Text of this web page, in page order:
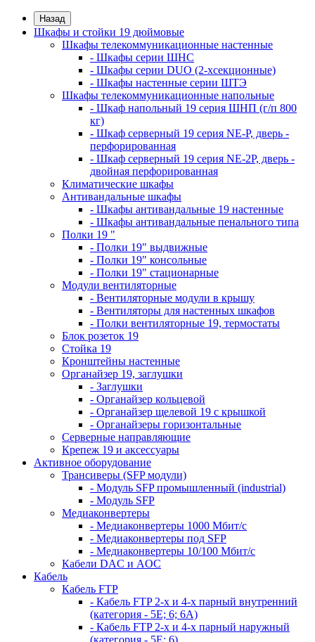
Назад
Шкафы и стойки 19 дюймовые
Шкафы телекоммуникационные настенные
- Шкафы серии ШНС
- Шкафы серии DUO (2-хсекционные)
- Шкафы настенные серии ШТЭ
Шкафы телекоммуникационные напольные
- Шкаф напольный 19 серия ШНП (г/п 800
кг)
- Шкаф серверный 19 серия NE-P, дверь -
перфорированная
- Шкаф серверный 19 серия NE-2P, дверь -
двойная перфорированная
Климатические шкафы
Антивандальные шкафы
- Шкафы антивандальные 19 настенные
- Шкафы антивандальные пенального типа
Полки 19 "
- Полки 19" выдвижные
- Полки 19" консольные
- Полки 19" стационарные
Модули вентиляторные
- Вентиляторные модули в крышу
- Вентиляторы для настенных шкафов
- Полки вентиляторные 19, термостаты
Блок розеток 19
Стойка 19
Кронштейны настенные
Органайзер 19, заглушки
- Заглушки
- Органайзер кольцевой
- Органайзер щелевой 19 с крышкой
- Органайзеры горизонтальные
Серверные направляющие
Крепеж 19 и аксессуары
Активное оборудование
Трансиверы (SFP модули)
- Модуль SFP промышленный (industrial)
- Модуль SFP
Медиаконвертеры
- Медиаконвертеры 1000 Мбит/с
- Медиаконвертеры под SFP
- Медиаконвертеры 10/100 Мбит/с
Кабели DAC и AOC
Кабель
Кабель FTP
- Кабель FTP 2-х и 4-х парный внутренний
(категория - 5Е; 6; 6А)
- Кабель FTP 2-х и 4-х парный наружный
(категория - 5Е; 6)